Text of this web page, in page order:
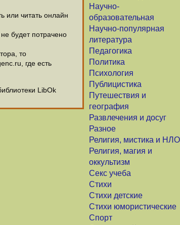
Научно-
образовательная
Научно-популярная
литература
Педагогика
Политика
Психология
Публицистика
Путешествия и
география
Развлечения и досуг
Разное
Религия, мистика и НЛО
Религия, магия и
оккультизм
Секс учеба
Стихи
Стихи детские
Стихи юмористические
Спорт
или читать онлайн
будет потрачено
то
где есть
LibOk